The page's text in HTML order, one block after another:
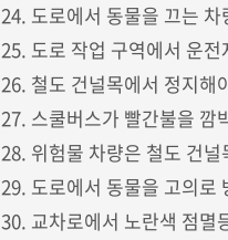
24. 도로에서 동물을 끄는
25. 도로 작업 구역에서 운
26. 철도 건널목에서 정지해
27. 스쿨버스가 빨간불을 깜
28. 위험물 차량은 철도 건
29. 도로에서 동물을 고의로
30. 교차로에서 노란색 점멸